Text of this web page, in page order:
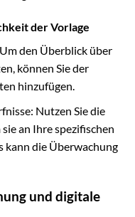
der Vorlage
den Überblick über
können Sie der
hinzufügen.
Nutzen Sie die
an Ihre spezifischen
kann die Überwachung
und digitale